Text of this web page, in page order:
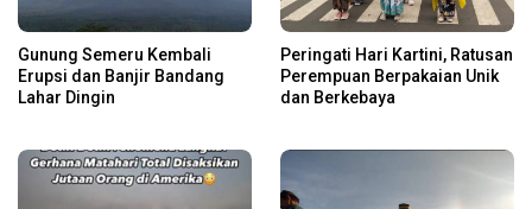
Gunung Semeru Kembali
Erupsi dan Banjir Bandang
Lahar Dingin
Peringati Hari Kartini, Ratusan
Perempuan Berpakaian Unik
dan Berkebaya